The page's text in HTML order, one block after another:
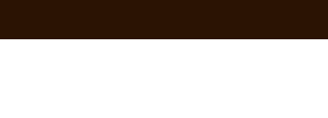
content